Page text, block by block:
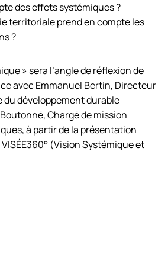
des effets systémiques ?
territoriale prend en compte les
?
» sera l’angle de réflexion de
avec Emmanuel Bertin, Directeur
du développement durable
Chargé de mission
à partir de la présentation
(Vision Systémique et